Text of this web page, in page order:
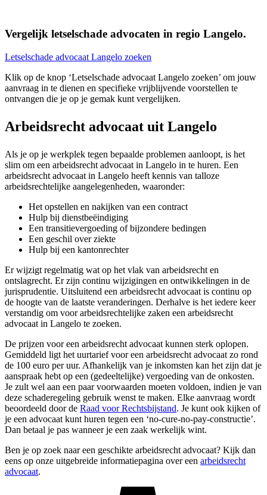
Vergelijk letselschade advocaten in regio Langelo.
Letselschade advocaat Langelo zoeken
Klik op de knop ‘Letselschade advocaat Langelo zoeken’ om jouw
aanvraag in te dienen en specifieke vrijblijvende voorstellen te
ontvangen die je op je gemak kunt vergelijken.
Arbeidsrecht advocaat uit Langelo
Als je op je werkplek tegen bepaalde problemen aanloopt, is het
slim om een arbeidsrecht advocaat in Langelo in te huren. Een
arbeidsrecht advocaat in Langelo heeft kennis van talloze
arbeidsrechtelijke aangelegenheden, waaronder:
Het opstellen en nakijken van een contract
Hulp bij dienstbeëindiging
Een transitievergoeding of bijzondere bedingen
Een geschil over ziekte
Hulp bij een kantonrechter
Er wijzigt regelmatig wat op het vlak van arbeidsrecht en
ontslagrecht. Er zijn continu wijzigingen en ontwikkelingen in de
jurisprudentie. Uitsluitend een arbeidsrecht advocaat is continu op
de hoogte van de laatste veranderingen. Derhalve is het iedere keer
verstandig om voor arbeidsrechtelijke zaken een arbeidsrecht
advocaat in Langelo te zoeken.
De prijzen voor een arbeidsrecht advocaat kunnen sterk oplopen.
Gemiddeld ligt het uurtarief voor een arbeidsrecht advocaat zo rond
de 100 euro per uur. Afhankelijk van je inkomsten kan het zijn dat je
aanspraak hebt op een (gedeeltelijke) vergoeding van de onkosten.
Je zult wel aan een paar voorwaarden moeten voldoen, indien je van
deze schaderegeling gebruik wenst te maken. Elke aanvraag wordt
beoordeeld door de Raad voor Rechtsbijstand. Je kunt ook kijken of
je een advocaat kunt huren tegen een ‘no-cure-no-pay-constructie’.
Dan betaal je pas wanneer je een zaak werkelijk wint.
Ben je op zoek naar een geschikte arbeidsrecht advocaat? Kijk dan
eens op onze uitgebreide informatiepagina over een arbeidsrecht
advocaat.